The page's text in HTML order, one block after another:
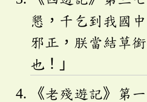
懇，千乞到我國
邪正，朕當結草
也！」
《老殘遊記》第